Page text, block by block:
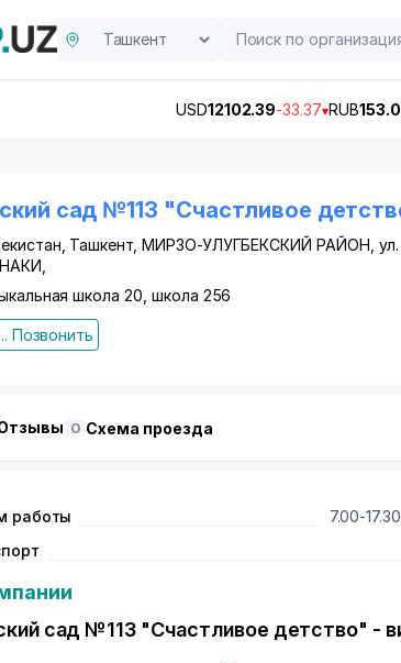
USD12102.39-33.37 RUB
сад №113 "Счастливое
Ташкент, МИРЗО-УЛУГБЕКСКИЙ РАЙОН
школа 20, школа 256
Позвонить
0 Схема проезда
работы
7.00-
сад №113 "Счастливое детство" -